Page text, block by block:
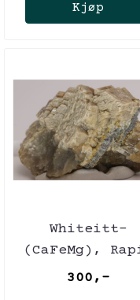
Kjøp
Whiteitt-
(CaFeMg),
Creek, Canada
300,-